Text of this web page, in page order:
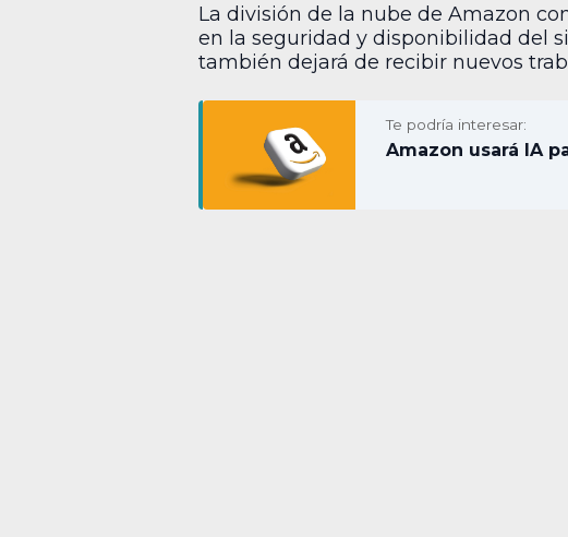
La división de la nube de Amazon
en la seguridad y disponibilidad del
también dejará de recibir nuevos
Te podría interesar:
Amazon usará IA